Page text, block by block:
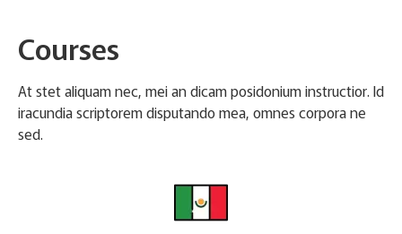
Courses
At stet aliquam nec, mei an dicam posidonium instructior. Id
iracundia scriptorem disputando mea, omnes corpora ne
sed.